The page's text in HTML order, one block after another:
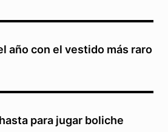
año con el vestido más raro
para jugar boliche